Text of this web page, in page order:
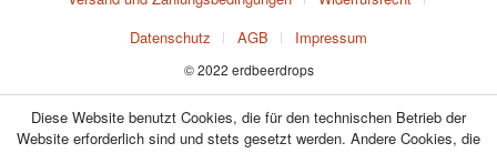
Datenschutz
AGB Impressum
© 2022 erdbeerdrops
Diese Website benutzt Cookies, die für den technischen Betrieb der
Website erforderlich sind und stets gesetzt werden. Andere Cookies, die